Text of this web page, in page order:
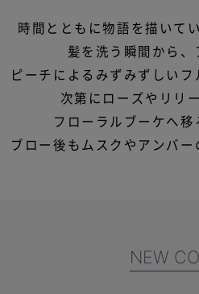
時間とともに物語を描いて
髪を洗う瞬間から、
ピーチによるみずみずしいフ
次第にローズやリリ
フローラルブーケへ移
ブロー後もムスクやアンバー
NEW